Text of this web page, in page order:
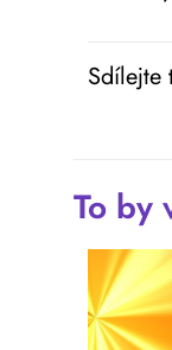
Sdílejte
To by